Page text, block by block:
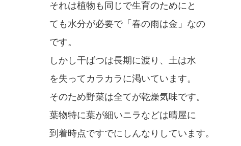
それは植物も同じで生育のためにと
ても水分が必要で「春の雨は金」なの
です。
しかし干ばつは長期に渡り、土は水
を失ってカラカラに渇いています。
そのため野菜は全てが乾燥気味です。
葉物特に葉が細いニラなどは晴屋に
到着時点ですでにしんなりしています。